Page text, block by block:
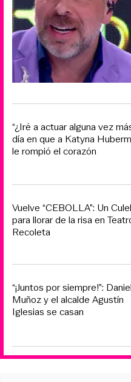
“¿Iré a actuar alguna vez
día en que a Katyna
le rompió el corazón
Vuelve “CEBOLLA”: Un
para llorar de la risa en
Recoleta
“¡Juntos por siempre!”:
Muñoz y el alcalde Agustín
Iglesias se casan